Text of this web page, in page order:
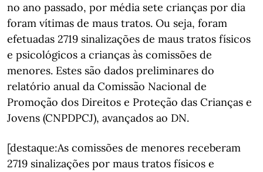
no ano passado, por média sete crianças por dia
foram vítimas de maus tratos. Ou seja, foram
efetuadas 2719 sinalizações de maus tratos físicos
e psicológicos a crianças às comissões de
menores. Estes são dados preliminares do
relatório anual da Comissão Nacional de
Promoção dos Direitos e Proteção das Crianças e
Jovens (CNPDPCJ), avançados ao DN.
[destaque:As comissões de menores receberam
2719 sinalizações por maus tratos físicos e